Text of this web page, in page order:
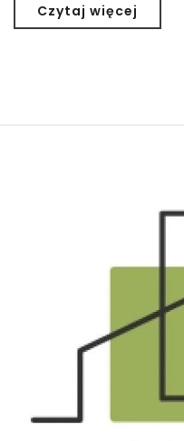
Czytaj więcej